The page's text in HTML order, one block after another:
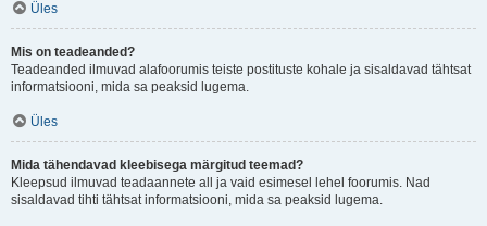
Üles
Mis on teadeanded?
Teadeanded ilmuvad alafoorumis teiste postituste kohale ja sisaldavad tähtsat
informatsiooni, mida sa peaksid lugema.
Üles
Mida tähendavad kleebisega märgitud teemad?
Kleepsud ilmuvad teadaannete all ja vaid esimesel lehel foorumis. Nad
sisaldavad tihti tähtsat informatsiooni, mida sa peaksid lugema.